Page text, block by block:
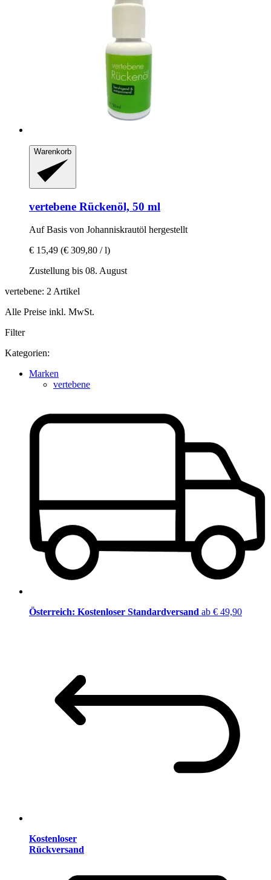
Warenkorb
vertebene Rückenöl, 50 ml
Auf Basis von Johanniskrautöl hergestellt
€ 15,49 (€ 309,80 / l)
Zustellung bis 08. August
vertebene: 2 Artikel
Alle Preise inkl. MwSt.
Filter
Kategorien:
Marken
vertebene
Österreich: Kostenloser Standardversand ab € 49,90
Kostenloser
Rückversand